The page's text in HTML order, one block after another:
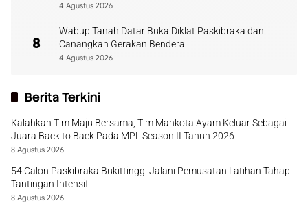
4 Agustus 2026
8
Wabup Tanah Datar Buka Diklat Paskibraka dan
Canangkan Gerakan Bendera
4 Agustus 2026
Berita Terkini
Kalahkan Tim Maju Bersama, Tim Mahkota Ayam Keluar Sebagai
Juara Back to Back Pada MPL Season II Tahun 2026
8 Agustus 2026
54 Calon Paskibraka Bukittinggi Jalani Pemusatan Latihan Tahap
Tantingan Intensif
8 Agustus 2026